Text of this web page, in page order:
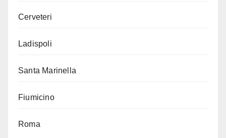
Cerveteri
Ladispoli
Santa Marinella
Fiumicino
Roma